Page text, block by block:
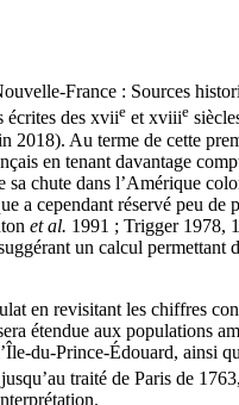
France : Sources
écrites des xviie etxviiie
Au terme de cette
en tenant davantage
sa chute dans l’Amérique
a cependant réservé peu
et al. 1991 ; Trigger 1978,
un calcul
en revisitant les chiffres
étendue aux
du-Prince-Édouard, ainsi
traité de Paris de